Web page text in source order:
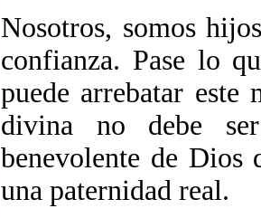
Nosotros, somos
confianza. Pase lo
puede arrebatar
divina no debe
benevolente de Dios
una paternidad real.